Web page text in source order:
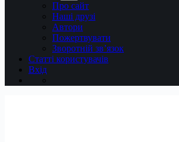
Про сайт
Наші друзі
Автори
Пожертвувати
Зворотній зв’язок
Статті користувачів
Вхід